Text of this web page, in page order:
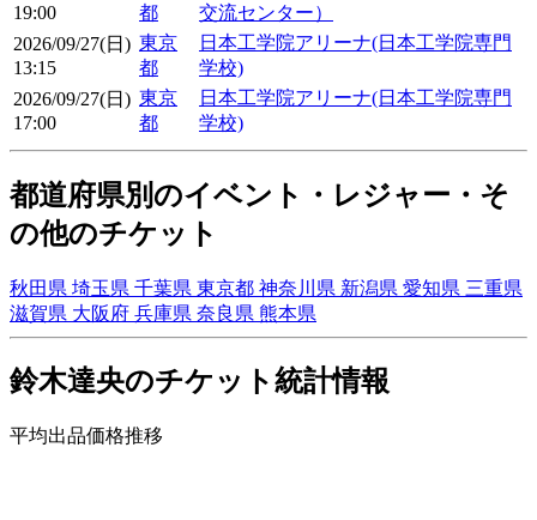
19:00
都
交流センター）
2026/09/27(日)
13:15
東京
都
日本工学院アリーナ(日本工学院専門
学校)
2026/09/27(日)
17:00
東京
都
日本工学院アリーナ(日本工学院専門
学校)
都道府県別のイベント・レジャー・そ
の他のチケット
秋田県 埼玉県 千葉県 東京都 神奈川県 新潟県 愛知県 三重県
滋賀県 大阪府 兵庫県 奈良県 熊本県
鈴木達央のチケット統計情報
平均出品価格推移